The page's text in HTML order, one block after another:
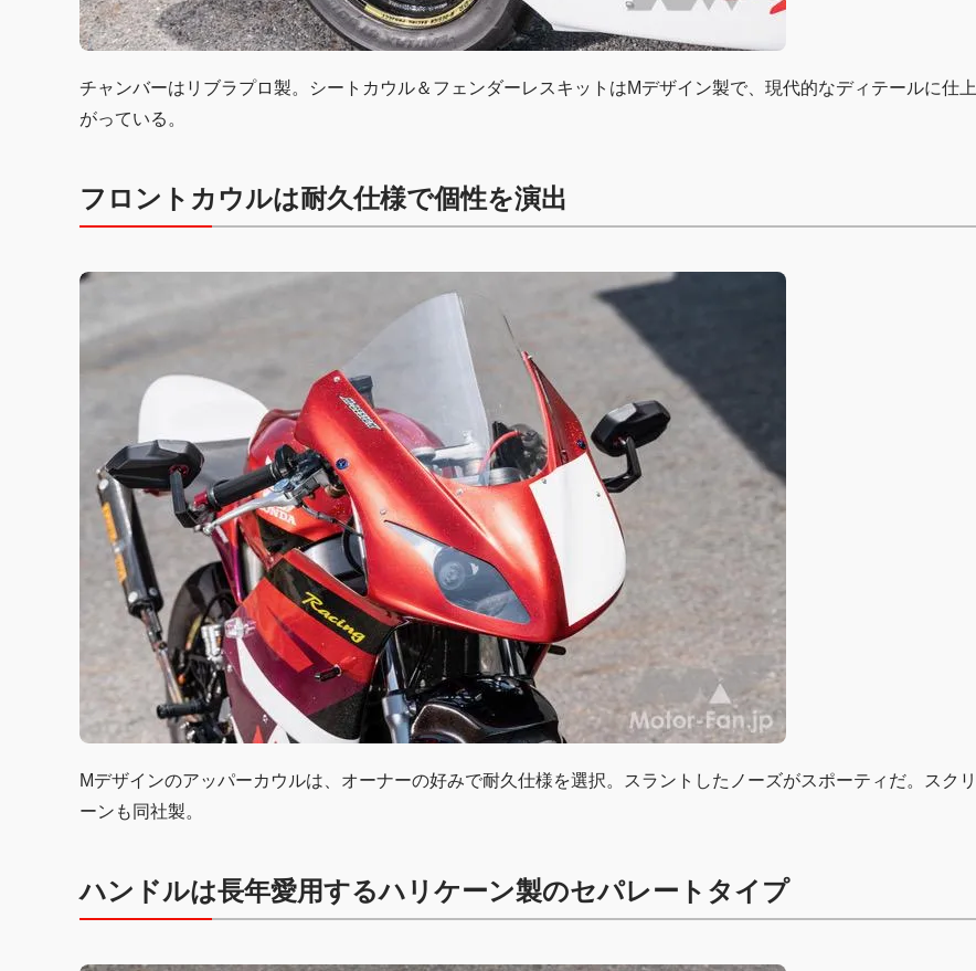
チャンバーはリブラプロ製。シートカウル＆フェンダーレスキットはMデザイン製で、現代的なディテールに仕上
がっている。
フロントカウルは耐久仕様で個性を演出
Mデザインのアッパーカウルは、オーナーの好みで耐久仕様を選択。スラントしたノーズがスポーティだ。スクリ
ーンも同社製。
ハンドルは長年愛用するハリケーン製のセパレートタイプ